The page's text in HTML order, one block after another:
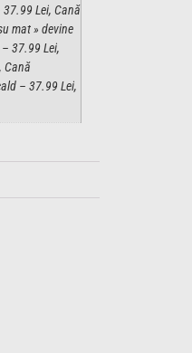
Lei, Cană
mat » devine
37.99 Lei,
Cană
– 37.99 Lei,